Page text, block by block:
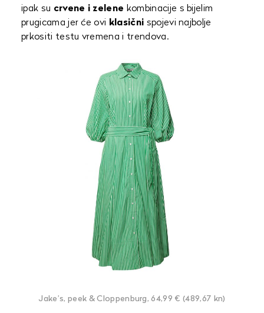
ipak su crvene i zelene kombinacije s bijelim
prugicama jer će ovi klasični spojevi najbolje
prkositi testu vremena i trendova.
Jake’s, peek & Cloppenburg, 64,99 € (489,67 kn)